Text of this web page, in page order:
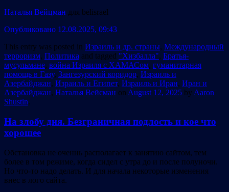
Наталья Вейцман для belisrael
Опубликовано 12.08.2025, 09:43
This entry was posted in Израиль и др. страны, Международный
терроризм, Политика and tagged "Хизбалла", Братья-
мусульмане, война Израиля с ХАМАСом, гуманитарная
помощь в Газу, Зангезурский коридор, Израиль и
Азербайджан, Израиль и Египет, Израиль и Иран, Иран и
Азербайджан, Наталья Вейсман on August 12, 2025 by Aaron
Shustin.
На злобу дня. Безграничная подлость и кое что
хорошее
Обстановка не оченнь располагает к занятию сайтом, тем
более в том режиме, когда сидел с утра до и после полуночи.
Но что-то надо делать. И для начала некоторые изменения
внес в лого сайта.